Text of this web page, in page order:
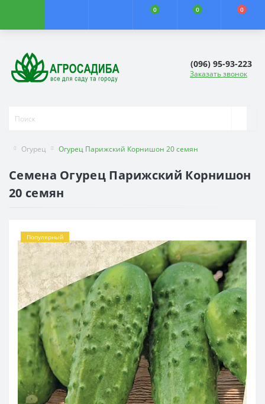
0 0 0
(096) 95-93-223
Заказать звонок
Огурец Огурец Парижский Корнишон 20 семян
Семена Огурец Парижский Корнишон
20 семян
Популярный